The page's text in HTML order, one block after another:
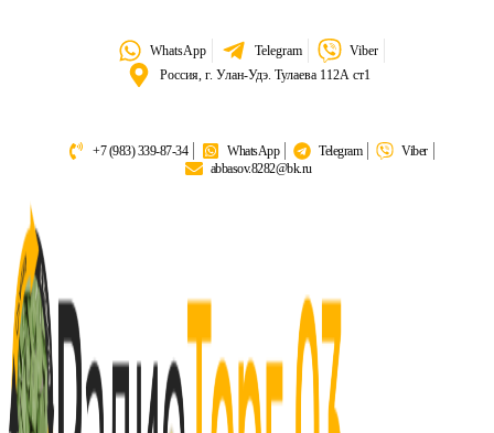
WhatsApp Telegram
Viber
Россия, г. Улан-Удэ. Тулаева 112А ст1
+7 (983) 339-87-34 WhatsApp Telegram
Viber
abbasov.8282@bk.ru